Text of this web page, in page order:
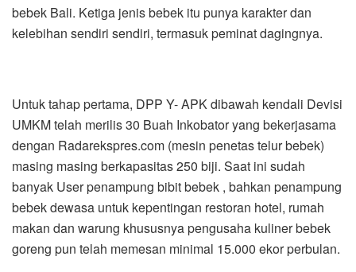
bebek Bali. Ketiga jenis bebek itu punya karakter dan
kelebihan sendiri sendiri, termasuk peminat dagingnya.
Untuk tahap pertama, DPP Y- APK dibawah kendali Devisi
UMKM telah merilis 30 Buah Inkobator yang bekerjasama
dengan Radarekspres.com (mesin penetas telur bebek)
masing masing berkapasitas 250 biji. Saat ini sudah
banyak User penampung bibit bebek , bahkan penampung
bebek dewasa untuk kepentingan restoran hotel, rumah
makan dan warung khususnya pengusaha kuliner bebek
goreng pun telah memesan minimal 15.000 ekor perbulan.